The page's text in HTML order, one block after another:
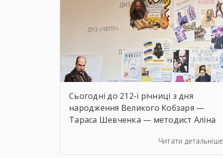
Сьогодні до 212-ї річниці з дня
народження Великого Кобзаря —
Тараса Шевченка — методист Аліна
педагогів нашого навчального
Читати детальніше